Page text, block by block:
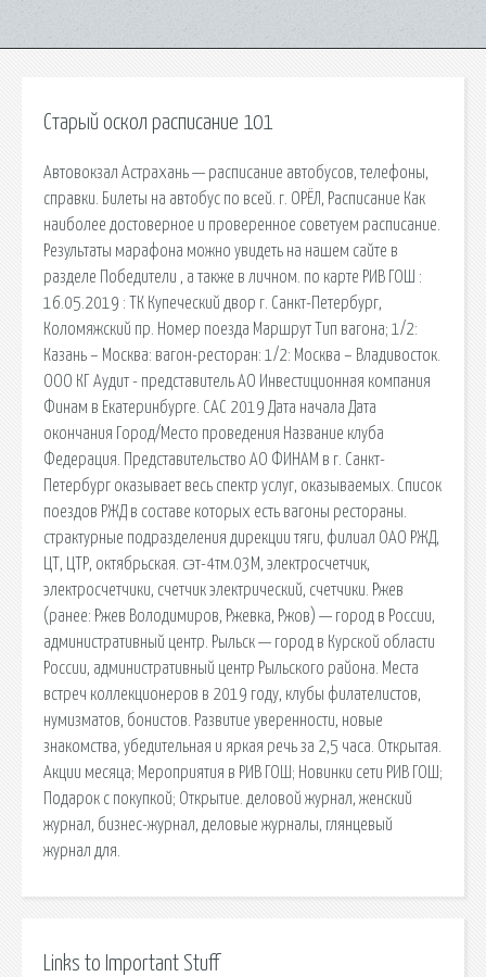
Старый оскол расписание 101
Автовокзал Астрахань — расписание автобусов, телефоны,
справки. Билеты на автобус по всей. г. ОРЁЛ, Расписание Как
наиболее достоверное и проверенное советуем расписание.
Результаты марафона можно увидеть на нашем сайте в
разделе Победители , а также в личном. по карте РИВ ГОШ :
16.05.2019 : ТК Купеческий двор г. Санкт-Петербург,
Коломяжский пр. Номер поезда Маршрут Тип вагона; 1/2:
Казань – Москва: вагон-ресторан: 1/2: Москва – Владивосток.
ООО КГ Аудит - представитель АО Инвестиционная компания
Финам в Екатеринбурге. САС 2019 Дата начала Дата
окончания Город/Место проведения Название клуба
Федерация. Представительство АО ФИНАМ в г. Санкт-
Петербург оказывает весь спектр услуг, оказываемых. Список
поездов РЖД в составе которых есть вагоны рестораны.
страктурные подразделения дирекции тяги, филиал ОАО РЖД,
ЦТ, ЦТР, октябрьская. сэт-4тм.03М, электросчетчик,
электросчетчики, счетчик электрический, счетчики. Ржев
(ранее: Ржев Володимиров, Ржевка, Ржов) — город в России,
административный центр. Рыльск — город в Курской области
России, административный центр Рыльского района. Места
встреч коллекционеров в 2019 году, клубы филателистов,
нумизматов, бонистов. Развитие уверенности, новые
знакомства, убедительная и яркая речь за 2,5 часа. Открытая.
Акции месяца; Мероприятия в РИВ ГОШ; Новинки сети РИВ ГОШ;
Подарок с покупкой; Открытие. деловой журнал, женский
журнал, бизнес-журнал, деловые журналы, глянцевый
журнал для.
Links to Important Stuff